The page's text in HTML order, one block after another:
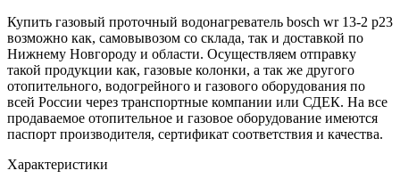
Купить газовый проточный водонагреватель bosch wr 13-2 p23
возможно как, самовывозом со склада, так и доставкой по
Нижнему Новгороду и области. Осуществляем отправку
такой продукции как, газовые колонки, а так же другого
отопительного, водогрейного и газового оборудования по
всей России через транспортные компании или СДЕК. На все
продаваемое отопительное и газовое оборудование имеются
паспорт производителя, сертификат соответствия и качества.
Характеристики